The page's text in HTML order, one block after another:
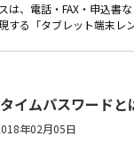
、電話・FAX・申込書
する「タブレット端末
イムパスワード
年02月05日